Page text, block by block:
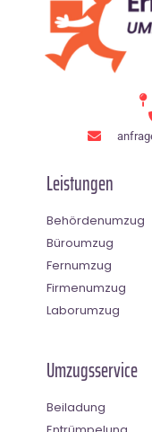
Leistungen
Behördenumzug
Büroumzug
Fernumzug
Firmenumzug
Laborumzug
Umzugsservice
Beiladung